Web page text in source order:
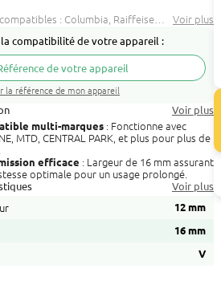
: Columbia Raiffeisen Super...
Voir plus
compatibilité de votre appareil :
la référence de mon appareil
Voir plus
multi-marques : Fonctionne avec
MTD, CENTRAL PARK, et plus pour plus de
efficace : Largeur de 16 mm assurant
optimale pour un usage prolongé.
Voir plus
12 mm
16 mm
V